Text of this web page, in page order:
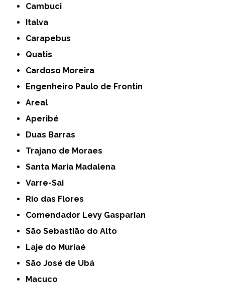
Cambuci
Italva
Carapebus
Quatis
Cardoso Moreira
Engenheiro Paulo de Frontin
Areal
Aperibé
Duas Barras
Trajano de Moraes
Santa Maria Madalena
Varre-Sai
Rio das Flores
Comendador Levy Gasparian
São Sebastião do Alto
Laje do Muriaé
São José de Ubá
Macuco